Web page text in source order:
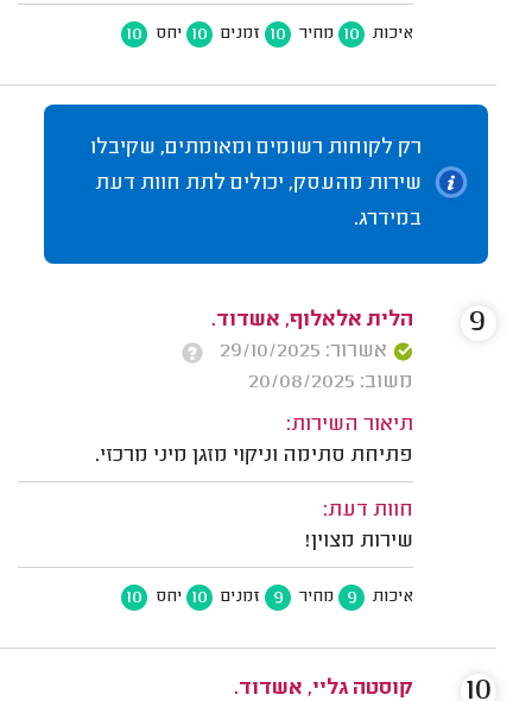
איכות 10 מחיר 10 זמנים 10 יחס 10
רק לקוחות רשומים ומאומתים, שקיבלו
שירות מהעסק, יכולים לתת חוות דעת
במידרג.
הלית אלאלוף, אשדוד.
אשרור: 29/10/2025
משוב: 20/08/2025
תיאור השירות:
פתיחת סתימה וניקוי מזגן מיני מרכזי.
חוות דעת:
שירות מצוין!
איכות 9 מחיר 9 זמנים 10 יחס 10
9
קוסטה גליי, אשדוד.
10